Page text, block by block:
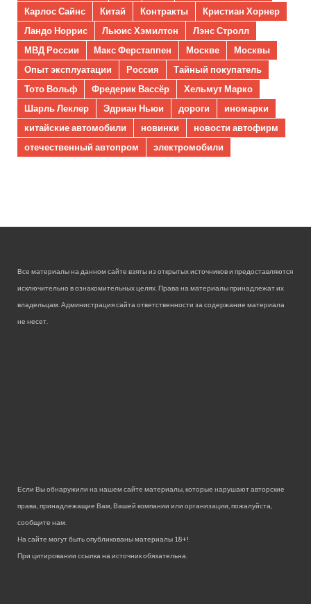
Карлос Сайнс
Китай Контракты
Кристиан Хорнер
Ландо Норрис
Льюис Хэмилтон
Лэнс Стролл
МВД России
Макс Ферстаппен Москве
Москвы
Опыт эксплуатации
Россия
Тайный покупатель
Тото Вольф
Фредерик Вассёр
Хельмут Марко
Шарль Леклер
Эдриан Ньюи дороги
иномарки
китайские автомобили
новинки
новости автофирм
отечественный автопром
электромобили
Все материалы на данном сайте взяты из открытых источников и предоставляются
исключительно в ознакомительных целях. Права на материалы принадлежат их
владельцам. Администрация сайта ответственности за содержание материала
не несет.
Если Вы обнаружили на нашем сайте материалы, которые нарушают авторские
права, принадлежащие Вам, Вашей компании или организации, пожалуйста,
сообщите нам.
На сайте могут быть опубликованы материалы 18+!
При цитировании ссылка на источник обязательна.